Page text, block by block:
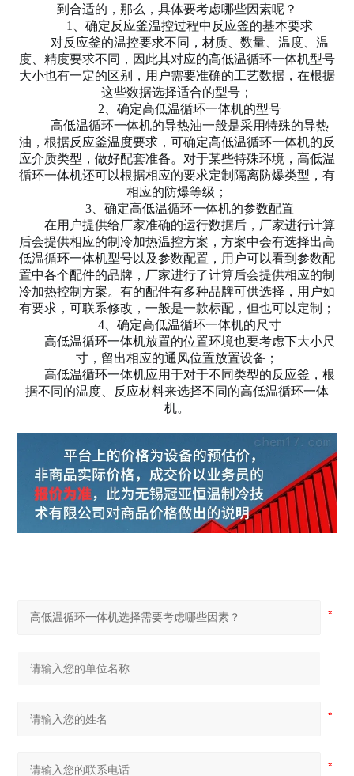
到合适的，那么，具体要考虑哪些因素呢？
1、确定反应釜温控过程中反应釜的基本要求
对反应釜的温控要求不同，材质、数量、温度、温
度、精度要求不同，因此其对应的高低温循环一体机型号
大小也有一定的区别，用户需要准确的工艺数据，在根据
这些数据选择适合的型号；
2、确定高低温循环一体机的型号
高低温循环一体机的导热油一般是采用特殊的导热
油，根据反应釜温度要求，可确定高低温循环一体机的反
应介质类型，做好配套准备。对于某些特殊环境，高低温
循环一体机还可以根据相应的要求定制隔离防爆类型，有
相应的防爆等级；
3、确定高低温循环一体机的参数配置
在用户提供给厂家准确的运行数据后，厂家进行计算
后会提供相应的制冷加热温控方案，方案中会有选择出高
低温循环一体机型号以及参数配置，用户可以看到参数配
置中各个配件的品牌，厂家进行了计算后会提供相应的制
冷加热控制方案。有的配件有多种品牌可供选择，用户如
有要求，可联系修改，一般是一款标配，但也可以定制；
4、确定高低温循环一体机的尺寸
高低温循环一体机放置的位置环境也要考虑下大小尺
寸，留出相应的通风位置放置设备；
高低温循环一体机应用于对于不同类型的反应釜，根
据不同的温度、反应材料来选择不同的高低温循环一体
机。